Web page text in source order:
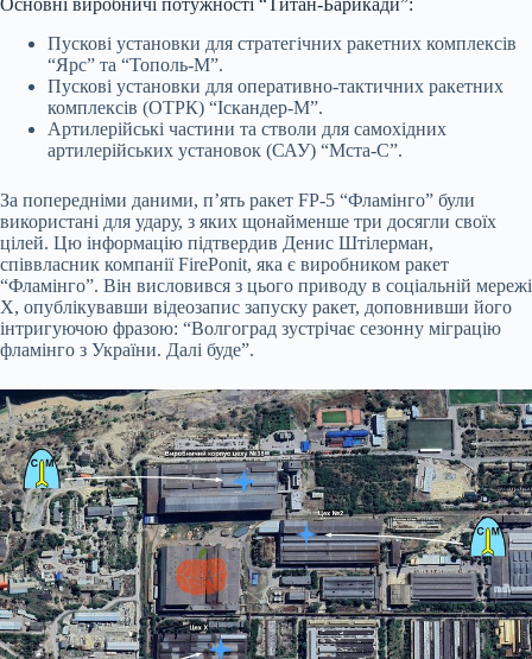
Пускові установки для стратегічних ракетних комплексів
“Ярс” та “Тополь-М”.
Пускові установки для оперативно-тактичних ракетних
комплексів (ОТРК) “Іскандер-М”.
Артилерійські частини та стволи для самохідних
артилерійських установок (САУ) “Мста-С”.
За попередніми даними, п’ять ракет FP-5 “Фламінго” були
використані для удару, з яких щонайменше три досягли своїх
цілей. Цю інформацію підтвердив Денис Штілерман,
співвласник компанії FirePonit, яка є виробником ракет
“Фламінго”. Він висловився з цього приводу в соціальній мережі
Х, опублікувавши відеозапис запуску ракет, доповнивши його
інтригуючою фразою: “Волгоград зустрічає сезонну міграцію
фламінго з України. Далі буде”.